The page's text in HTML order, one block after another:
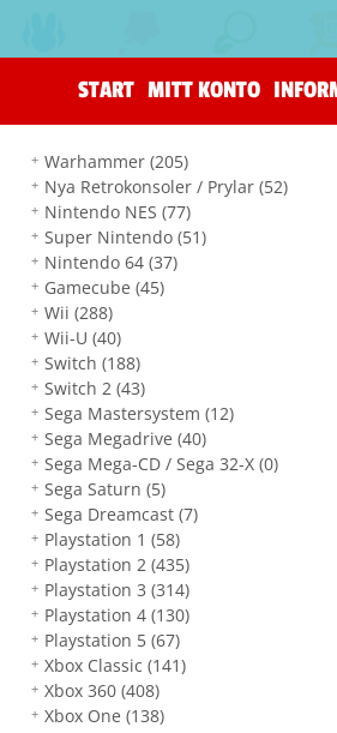
START MITT KONTO
Warhammer(205)
Nya Retrokonsoler / Prylar(52)
Nintendo NES(77)
Super Nintendo(51)
Nintendo 64(37)
Gamecube(45)
Wii(288)
Wii-U(40)
Switch(188)
Switch 2(43)
Sega Mastersystem(12)
Sega Megadrive(40)
Sega Mega-CD / Sega 32-X(0)
Sega Saturn(5)
Sega Dreamcast(7)
Playstation 1(58)
Playstation 2(435)
Playstation 3(314)
Playstation 4(130)
Playstation 5(67)
Xbox Classic(141)
Xbox 360(408)
Xbox One(138)